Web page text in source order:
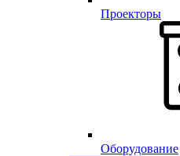
Проекторы
Оборудование